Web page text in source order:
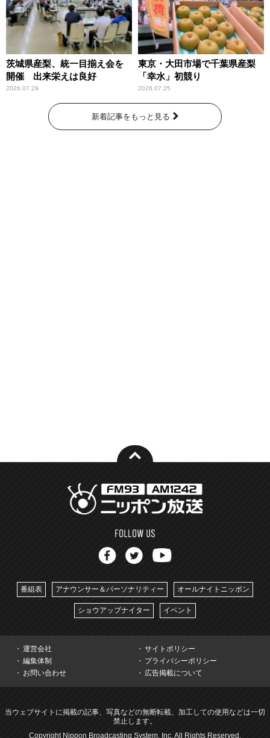
茨城県産梨、統一目揃え会を
開催 出来栄えは良好
2026.07.29
東京・大田市場で千葉県産梨
「幸水」初競り
2026.07.25
新着記事をもっと見る
番組表 アナウンサー＆パーソナリティー オールナイトニッポン
ショウアップナイター イベント
運営会社
サイトポリシー
編集体制
プライバシーポリシー
お問い合わせ
広告掲載について
当ウェブサイトに掲載の記事、写真などの無断転載、加工しての使用などは一切
禁止します。
Copyright Nippon Broadcasting System, Inc. All Rights Reserved.